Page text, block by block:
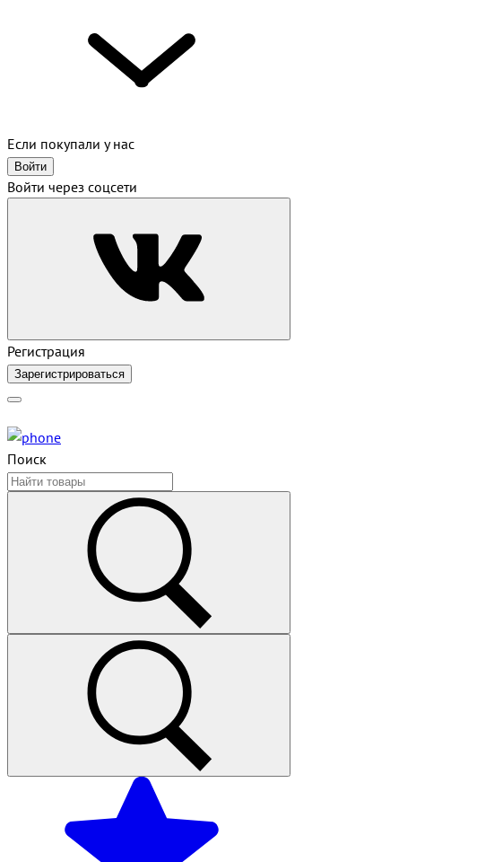
Если покупали у нас
Войти
Войти через соцсети
Регистрация
Зарегистрироваться
Поиск